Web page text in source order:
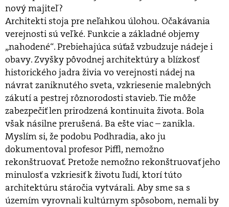
nový majiteľ?
Architekti stoja pre neľahkou úlohou. Očakávania
verejnosti sú veľké. Funkcie a základné objemy
„nahodené“. Prebiehajúca súťaž vzbudzuje nádeje i
obavy. Zvyšky pôvodnej architektúry a blízkosť
historického jadra živia vo verejnosti nádej na
návrat zaniknutého sveta, vzkriesenie malebných
zákutí a pestrej rôznorodosti stavieb. Tie môže
zabezpečiť len prirodzená kontinuita života. Bola
však násilne prerušená. Ba ešte viac – zanikla.
Myslím si, že podobu Podhradia, ako ju
dokumentoval profesor Piffl, nemožno
rekonštruovať. Pretože nemožno rekonštruovať jeho
minulosť a vzkriesiť k životu ľudí, ktorí túto
architektúru stáročia vytvárali. Aby sme sa s
územím vyrovnali kultúrnym spôsobom, nemali by